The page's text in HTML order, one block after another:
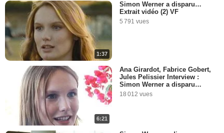
1:37
Simon Werner a disparu…
Extrait vidéo (2) VF
5 791 vues
6:21
Ana Girardot, Fabrice Gobert,
Jules Pelissier Interview :
Simon Werner a disparu…
18 012 vues